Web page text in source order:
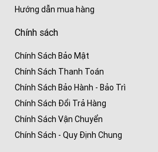
Hướng dẫn mua hàng
Chính sách
Chính Sách Bảo Mật
Chính Sách Thanh Toán
Chính Sách Bảo Hành - Bảo Trì
Chính Sách Đổi Trả Hàng
Chính Sách Vận Chuyển
Chính Sách - Quy Định Chung